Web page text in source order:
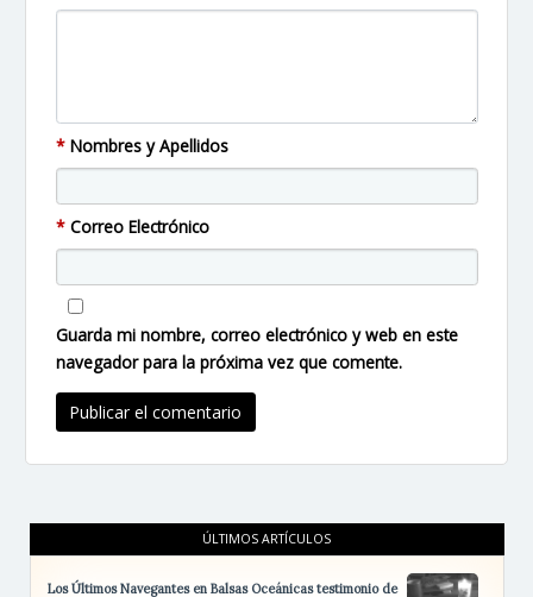
*Nombres y Apellidos
*Correo Electrónico
Guarda mi nombre, correo electrónico y web en este
navegador para la próxima vez que comente.
ÚLTIMOS ARTÍCULOS
Los Últimos Navegantes en Balsas Oceánicas testimonio de